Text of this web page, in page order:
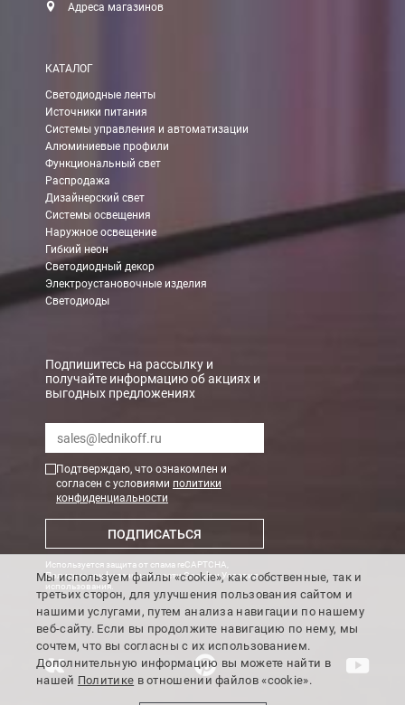
Адреса магазинов
КАТАЛОГ
Светодиодные ленты
Источники питания
Системы управления и автоматизации
Алюминиевые профили
Функциональный свет
Распродажа
Дизайнерский свет
Системы освещения
Наружное освещение
Гибкий неон
Светодиодный декор
Электроустановочные изделия
Светодиоды
Подпишитесь на рассылку и
получайте информацию об акциях и
выгодных предложениях
Подтверждаю, что ознакомлен и
согласен с условиями политики
конфиденциальности
ПОДПИСАТЬСЯ
Используется защита от спама reCAPTCHA,
Политика конфиденциальности GoogleиУсловия
использования
Мы используем файлы «cookie», как собственные, так и
третьих сторон, для улучшения пользования сайтом и
нашими услугами, путем анализа навигации по нашему
веб-сайту. Если вы продолжите навигацию по нему, мы
сочтем, что вы согласны с их использованием.
Дополнительную информацию вы можете найти в
нашей Политике в отношении файлов «cookie».